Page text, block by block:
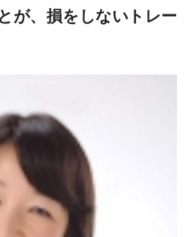
が、損をしないトレー